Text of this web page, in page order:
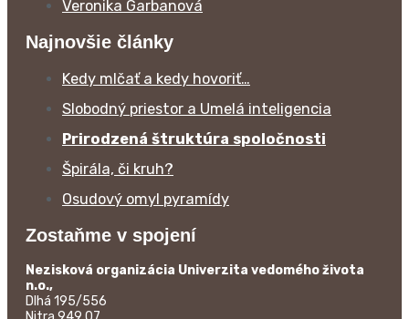
Veronika Garbanová
Najnovšie články
Kedy mlčať a kedy hovoriť…
Slobodný priestor a Umelá inteligencia
Prirodzená štruktúra spoločnosti
Špirála, či kruh?
Osudový omyl pyramídy
Zostaňme v spojení
Nezisková organizácia Univerzita vedomého života
n.o.,
Dlhá 195/556